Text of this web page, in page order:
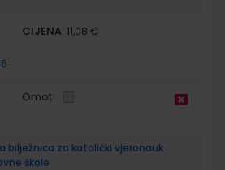
CIJENA: 11,08 €
Omot
bilježnica za katolički vjeronauk
škole